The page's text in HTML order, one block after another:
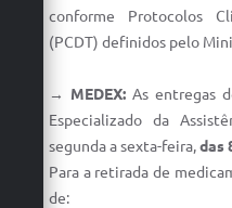
conforme Protocolos
(PCDT) definidos pelo
→ MEDEX: As entregas
Especializado da
segunda a sexta-feira,das
Para a retirada de
de: